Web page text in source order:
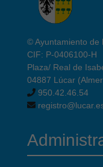
© Ayuntamiento de
CIF: P-0406100-H
Plaza/ Real de
04887 Lúcar
950.42.46.54